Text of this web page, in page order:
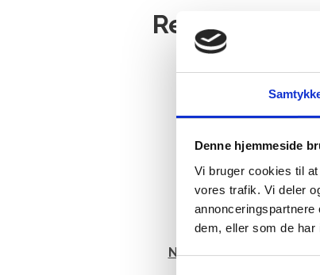
Denne hjemmeside
Vi bruger cookies til
vores trafik. Vi deler
dem, eller som de har
Relaterede
Nardos Vera Cura, Sød